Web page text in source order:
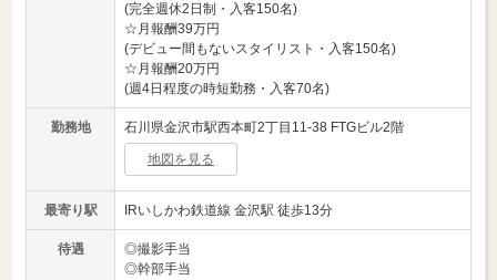
(完全週休2日制・入客150名)
☆月報酬39万円
(デビュー間もないスタイリスト・入客150名)
☆月報酬20万円
(週4日程度の時短勤務・入客70名)
勤務地 石川県金沢市駅西本町2丁目11-38 FTGビル2階
地図を見る
最寄り駅 IRいしかわ鉄道線 金沢駅 徒歩13分
待遇
◎撮影手当
◎幹部手当